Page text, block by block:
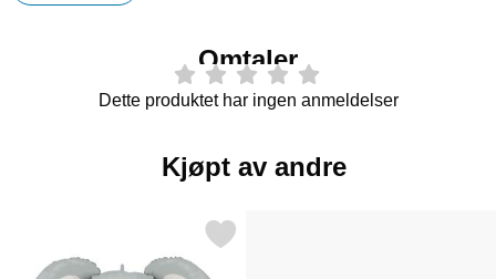
Omtaler
Dette produktet har ingen anmeldelser
Kjøpt av andre
Merk koala Folieballong som favoritt